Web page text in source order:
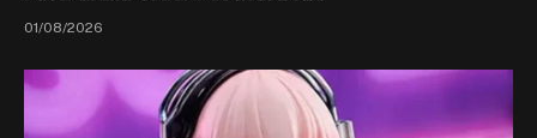
01/08/2026